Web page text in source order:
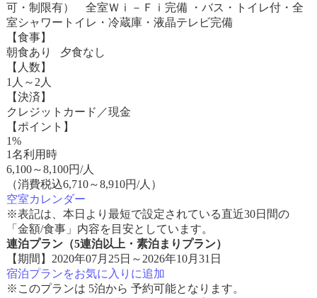
可・制限有） 全室Ｗｉ－Ｆｉ完備 ・バス・トイレ付・全
室シャワートイレ・冷蔵庫・液晶テレビ完備
【食事】
朝食あり 夕食なし
【人数】
1人～2人
【決済】
クレジットカード／現金
【ポイント】
1%
1名利用時
6,100～8,100円/人
（消費税込6,710～8,910円/人）
空室カレンダー
※表記は、本日より最短で設定されている直近30日間の
「金額/食事」内容を目安としています。
連泊プラン（5連泊以上・素泊まりプラン）
【期間】2020年07月25日～2026年10月31日
宿泊プランをお気に入りに追加
※このプランは 5泊から 予約可能となります。